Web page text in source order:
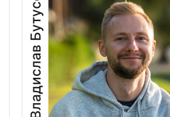
Владислав Бутусов